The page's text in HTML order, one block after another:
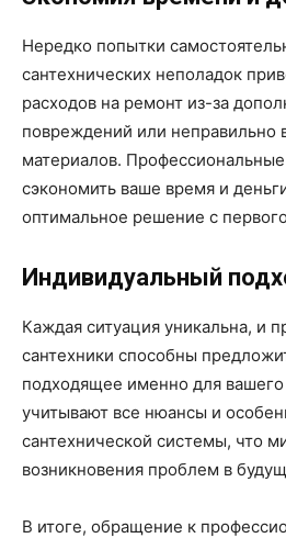
Нередко попытки
сантехнических неполадок
расходов на ремонт из-за
повреждений или неправильно
материалов.
сэкономить ваше время и
оптимальное решение с
Индивидуальный
Каждая ситуация уникальна, и
сантехники способны
подходящее именно для
учитывают все нюансы и
сантехнической системы, что
возникновения проблем в
В итоге, обращение к